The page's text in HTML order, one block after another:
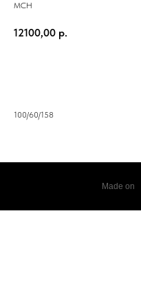
МСН
12100,00 р.
100/60/158
Made on